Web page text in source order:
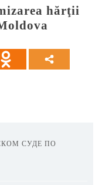
hărţii
СУДЕ ПО